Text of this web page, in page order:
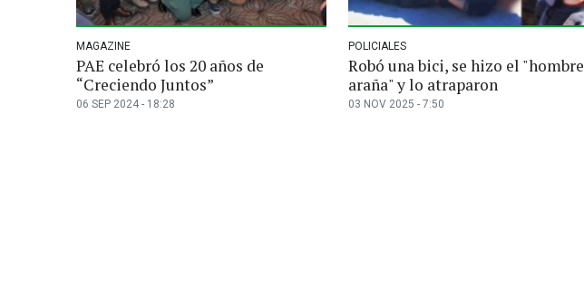
MAGAZINE
PAE celebró los 20 años de
“Creciendo Juntos”
06 SEP 2024 - 18:28
POLICIALES
Robó una bici, se hizo el "hombre
araña" y lo atraparon
03 NOV 2025 - 7:50